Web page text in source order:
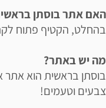
האם אתר בוסתן
בהחלט, הקטיף פתוח
מה יש באתר?
צבעים וטעמים!